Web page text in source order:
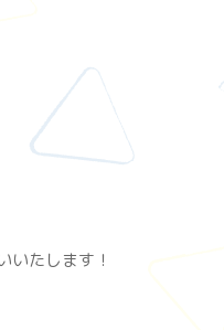
いたします！